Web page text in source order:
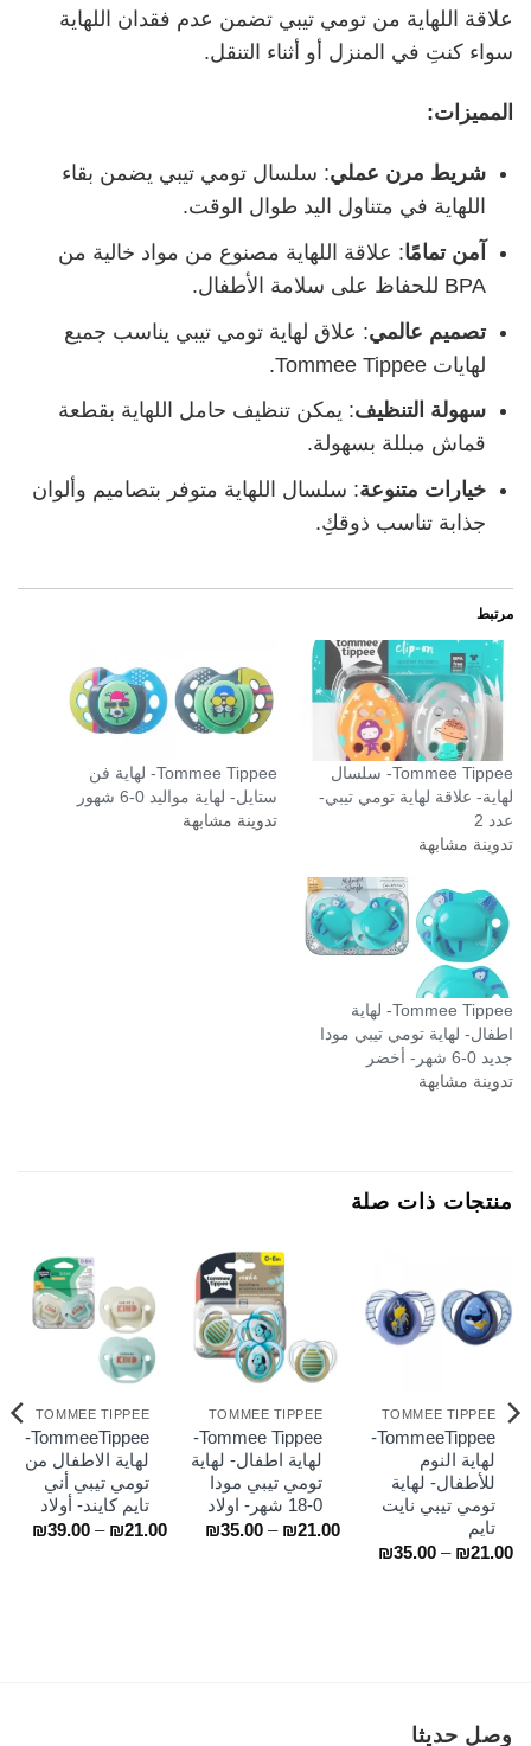
علاقة اللهاية من تومي تيبي تضمن عدم فقدان اللهاية
سواء كنتِ في المنزل أو أثناء التنقل.
المميزات:
شريط مرن عملي: سلسال تومي تيبي يضمن بقاء
اللهاية في متناول اليد طوال الوقت.
آمن تمامًا: علاقة اللهاية مصنوع من مواد خالية من
BPA للحفاظ على سلامة الأطفال.
تصميم عالمي: علاق لهاية تومي تيبي يناسب جميع
لهايات Tommee Tippee.
سهولة التنظيف: يمكن تنظيف حامل اللهاية بقطعة
قماش مبللة بسهولة.
خيارات متنوعة: سلسال اللهاية متوفر بتصاميم وألوان
جذابة تناسب ذوقكِ.
مرتبط
Tommee Tippee- سلسال
لهاية- علاقة لهاية تومي تيبي-
عدد 2
تدوينة مشابهة
Tommee Tippee- لهاية فن
ستايل- لهاية مواليد 0-6 شهور
تدوينة مشابهة
Tommee Tippee- لهاية
اطفال- لهاية تومي تيبي مودا
جديد 0-6 شهر- أخضر
تدوينة مشابهة
منتجات ذات صلة
TOMMEE TIPPEE
TommeeTippee-
لهاية النوم
للأطفال- لهاية
تومي تيبي نايت
تايم
₪21.00
–
₪35.00
نطاق
TOMMEE TIPPEE
Tommee Tippee-
لهاية اطفال- لهاية
تومي تيبي مودا
0-18 شهر- اولاد
₪21.00
–
₪35.00
نطاق
TOMMEE TIPPEE
TommeeTippee-
لهاية الاطفال من
تومي تيبي أني
تايم كايند- أولاد
₪21.00
–
₪39.00
وصل حديثا